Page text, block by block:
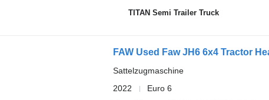
TITAN Semi Trailer Truck
FAW Used Faw JH6 6x4 Tractor
Sattelzugmaschine
2022
Euro 6